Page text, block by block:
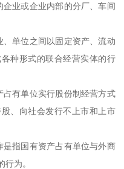
业或企业内部的分厂、车间
单位之间以固定资产、流动
种形式的联合经营实体的行
有单位实行股份制经营方式
、向社会发行不上市和上市
指国有资产占有单位与外商
为。